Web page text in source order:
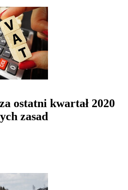
ostatni kwartał 2020
zasad